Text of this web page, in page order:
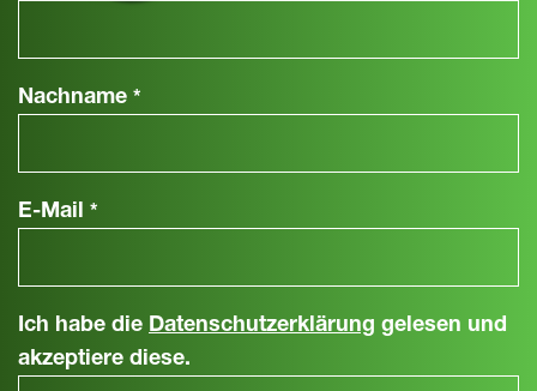
Nachname *
E-Mail *
Ich habe die Datenschutzerklärung gelesen und
akzeptiere diese.